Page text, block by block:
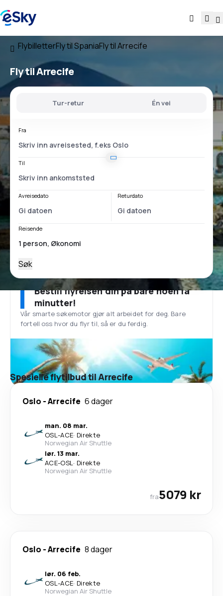
FlybilletterFly til SpaniaFly til Arrecife
Fly til Arrecife
Tur-retur Én vei
Fra
Til
Avreisedato Returdato
Reisende
Søk
Bestill flyreisen din på bare noen få
minutter!
Vår smarte søkemotor gjør alt arbeidet for deg. Bare
fortell oss hvor du flyr til, så er du ferdig.
Spesielle flytilbud til Arrecife
Oslo -Arrecife 6 dager
man. 08 mar.
OSL-ACE· Direkte
Norwegian Air Shuttle
lør. 13 mar.
ACE-OSL· Direkte
Norwegian Air Shuttle
fra5079 kr
Oslo -Arrecife 8 dager
lør. 06 feb.
OSL-ACE· Direkte
Norwegian Air Shuttle